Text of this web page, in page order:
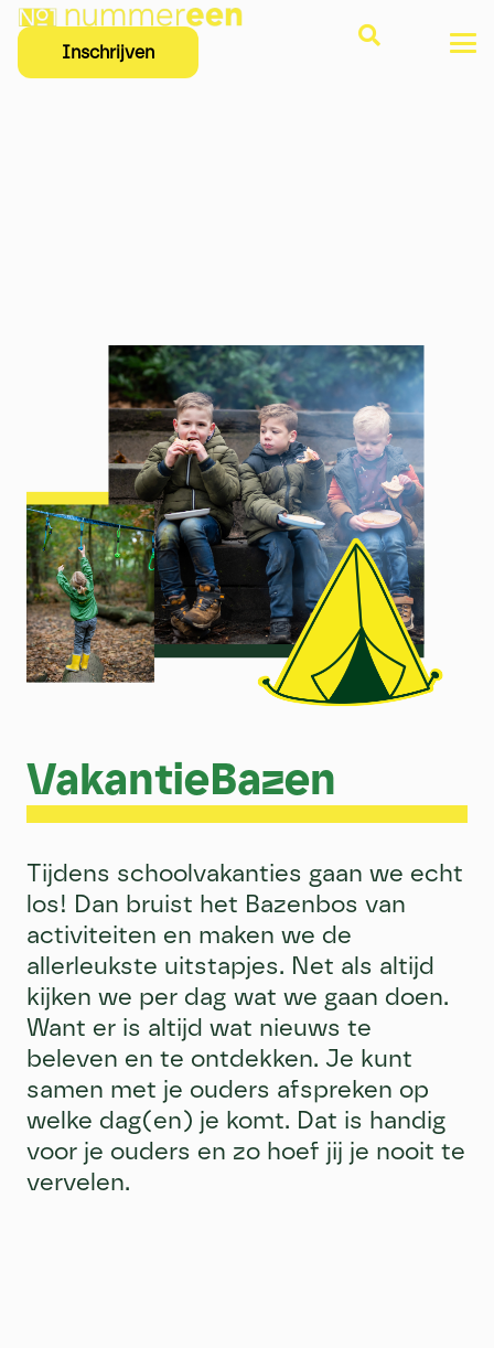
Inschrijven
VakantieBazen
Tijdens schoolvakanties gaan we echt
los! Dan bruist het Bazenbos van
activiteiten en maken we de
allerleukste uitstapjes. Net als altijd
kijken we per dag wat we gaan doen.
Want er is altijd wat nieuws te
beleven en te ontdekken. Je kunt
samen met je ouders afspreken op
welke dag(en) je komt. Dat is handig
voor je ouders en zo hoef jij je nooit te
vervelen.